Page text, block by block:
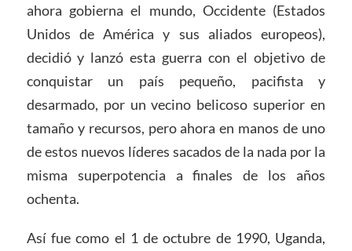
ahora gobierna el mundo, Occidente (Estados
Unidos de América y sus aliados europeos),
decidió y lanzó esta guerra con el objetivo de
conquistar un país pequeño, pacifista y
desarmado, por un vecino belicoso superior en
tamaño y recursos, pero ahora en manos de uno
de estos nuevos líderes sacados de la nada por la
misma superpotencia a finales de los años
ochenta.
Así fue como el 1 de octubre de 1990, Uganda,